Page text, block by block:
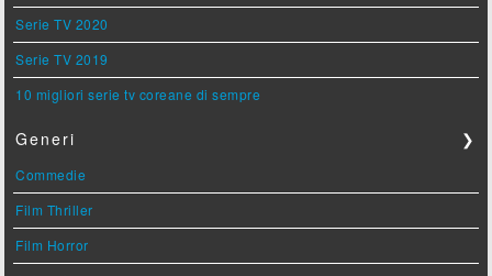
Serie TV 2020
Serie TV 2019
10 migliori serie tv coreane di sempre
Generi ❯
Commedie
Film Thriller
Film Horror